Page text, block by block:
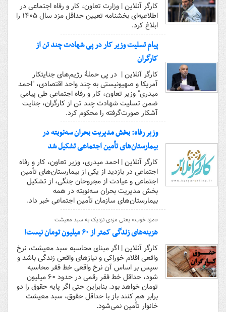
کارگر آنلاین | وزارت تعاون، کار و رفاه اجتماعی در
اطلاعیه‌ای بخشنامه تعیین حداقل مزد سال ۱۴۰۵ را
ابلاغ کرد.
پیام تسلیت وزیر کار در پی شهادت چند تن از
کارگران
کارگر آنلاین | در پی حملۀ رژیم‌های جنایتکار
آمریکا و صهیونیستی به چند واحد اقتصادی، "احمد
میدری" وزیر تعاون، کار و رفاه اجتماعی طی پیامی
ضمن تسلیت شهادت چند تن از کارگران، جنایت
آشکار صورت‌گرفته را محکوم کرد.
وزیر رفاه: بخش مدیریت بحران سه‌نوبته در
بیمارستان‌های تأمین اجتماعی تشکیل شد
کارگر آنلاین | احمد میدری، وزیر تعاون، کار و رفاه
اجتماعی در بازدید از یکی از بیمارستان‌های تأمین
اجتماعی و عیادت از مجروحان جنگی، از تشکیل
بخش مدیریت بحران سه‌نوبته در همه
بیمارستان‌های سازمان تأمین اجتماعی خبر داد.
«مزد خوب» یعنی مزدی نزدیک به سبد معیشت
هزینه‌های زندگی کمتر از ۶۰ میلیون تومان نیست!
کارگر آنلاین | اگر مبنای محاسبه سبد معیشت، نرخ
واقعی اقلام خوراکی و نیازهای واقعی زندگی باشد و
سپس بر اساس آن نرخ واقعی خط فقر محاسبه
شود، حداقل خط فقر رقمی در حدود ۶۰ میلیون
تومان خواهد بود. بنابراین حتی اگر پایه حقوق را دو
برابر هم کنند باز با حداقل حقوق، سبد معیشت
خانوار تأمین نمی‌شود.